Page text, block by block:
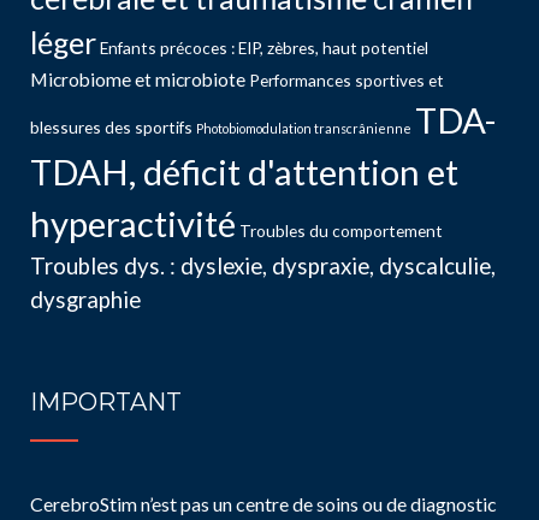
légerEnfants précoces : EIP, zèbres, haut potentiel
Microbiome et microbiote Performances sportives et
blessures des sportifs Photobiomodulation transcrânienne TDA-
TDAH, déficit d'attention et
hyperactivité Troubles du comportement
Troubles dys. : dyslexie, dyspraxie, dyscalculie,
dysgraphie
IMPORTANT
CerebroStim n’est pas un centre de soins ou de diagnostic